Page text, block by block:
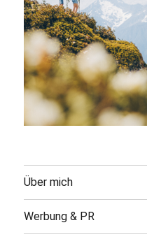
Über mich
Werbung & PR